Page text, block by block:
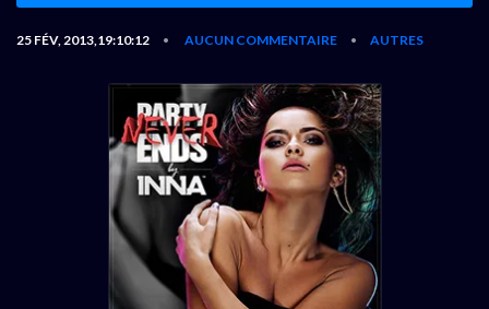
25 FÉV, 2013,19:10:12 • AUCUN COMMENTAIRE • AUTRES